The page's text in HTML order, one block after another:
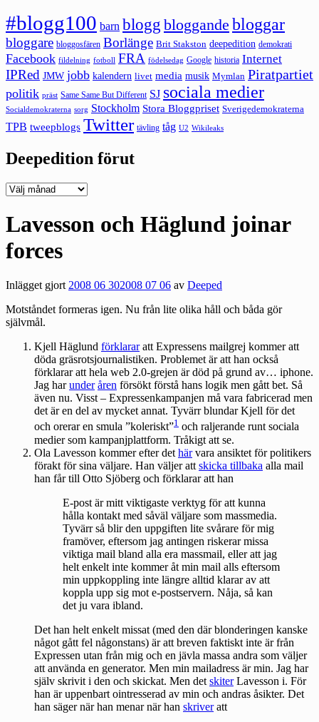
#blogg100 barn blogg bloggande bloggar
bloggare bloggosfären Borlänge Brit Stakston deepedition demokrati
Facebook fildelning fotboll FRA födelsedag Google historia Internet
IPRed JMW jobb kalendern livet media musik Mymlan Piratpartiet
politik präst Same Same But Different SJ sociala medier
Socialdemokraterna sorg Stockholm Stora Bloggpriset Sverigedemokraterna
TPB tweepblogs Twitter tävling tåg U2 Wikileaks
Deepedition förut
Deepedition
Lavesson och Häglund joinar
forces
Inlägget gjort2008 06 302008 07 06 av Deeped
Motståndet formeras igen. Nu från lite olika håll och båda gör
självmål.
Kjell Häglund förklararatt Expressens mailgrej kommer att
döda gräsrotsjournalistiken. Problemet är att han också
förklarar att hela web 2.0-grejen är död på grund av… iphone.
Jag harunder åren försökt förstå hans logik men gått bet. Så
även nu. Visst – Expressenkampanjen må vara fabricerad men
det är en del av mycket annat. Tyvärr blundar Kjell för det
och orerar en smula ”koleriskt”1 och raljerande runt sociala
medier som kampanjplattform. Tråkigt att se.
Ola Lavesson kommer efter det härvara ansiktet för politikers
förakt för sina väljare. Han väljer att skicka tillbaka alla mail
han får till Otto Sjöberg och förklarar att han
E-post är mitt viktigaste verktyg för att kunna
hålla kontakt med såväl väljare som massmedia.
Tyvärr så blir den uppgiften lite svårare för mig
framöver, eftersom jag antingen riskerar missa
viktiga mail bland alla era massmail, eller att jag
helt enkelt inte kommer åt min mail alls eftersom
min uppkoppling inte längre alltid klarar av att
koppla upp sig mot e-postservern. Nåja, så kan
det ju vara ibland.
Det han helt enkelt missat (med den där blonderingen kanske
något gått fel någonstans) är att breven faktiskt inte är från
Expressen utan från mig och en jävla massa andra som väljer
att använda en generator. Men min mailadress är min. Jag har
själv skrivit i den och skickat. Men det skiterLavesson i. För
han är uppenbart ointresserad av min och andras åsikter. Det
han säger när han menar när han skriveratt